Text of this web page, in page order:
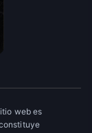
web es